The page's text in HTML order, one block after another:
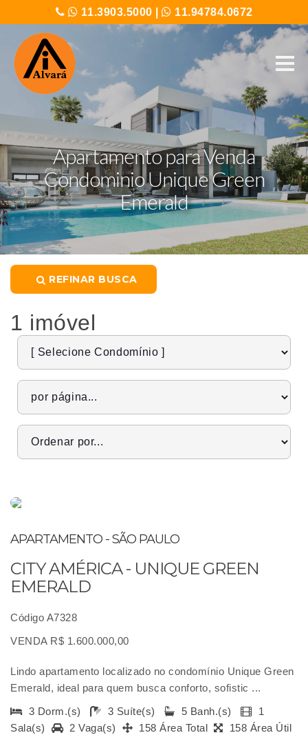
11.3903.5000 11.94784.0672
Apartamento para Venda
Condominio Unique Green
Emerald
REFINAR BUSCA
1 imóvel
APARTAMENTO - SÃO PAULO
CITY AMÉRICA - UNIQUE GREEN
EMERALD
Código A7328
VENDA R$ 1.600.000,00
Lindo apartamento localizado no condomínio Unique Green
Emerald, ideal para quem busca conforto, sofistic ...
3 Dorm.(s)
3 Suíte(s) 5 Banh.(s)
1
Sala(s)
2 Vaga(s) 158 Área Total 158 Área Útil